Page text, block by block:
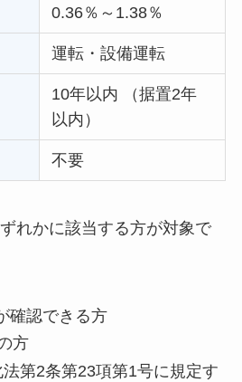
0.36％～1.38％
運転・設備運転
10年以内 （据置2年
以内）
不要
れかに該当する方が対象で
確認できる方
方
第2条第23項第1号に規定す